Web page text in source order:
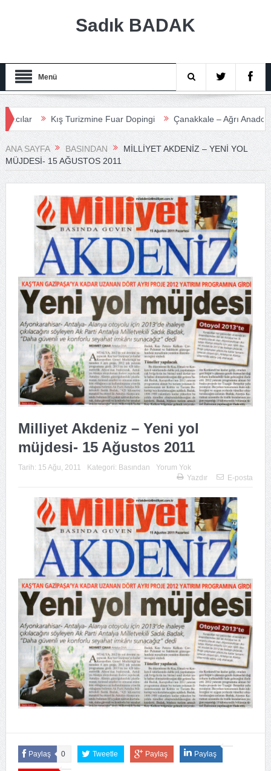
Sadık BADAK
Menü
Kış Turizmine Fuar Dopingi Çanakkale – Ağrı Anadolu
ANA SAYFA BASINDAN
MILLIYET AKDENIZ – YENI YOL
MÜJDESI- 15 AĞUSTOS 2011
Milliyet Akdeniz – Yeni yol
müjdesi- 15 Ağustos 2011
Tarih: 15 Ağu, 2011 Kategori: Basından
Yorum Yok
Yazdır
E-posta
Paylaş 0 Tweetle Paylaş Paylaş